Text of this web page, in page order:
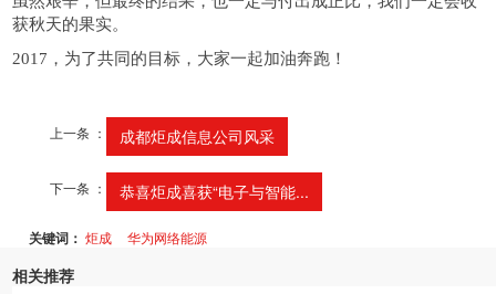
获秋天的果实。
2017 ，为了共同的目标，大家一起加油奔跑 ！
上一条 ： 成都炬成信息公司风采
下一条 ： 恭喜炬成喜获“电子与智能...
关键词：炬成 华为网络能源
相关推荐